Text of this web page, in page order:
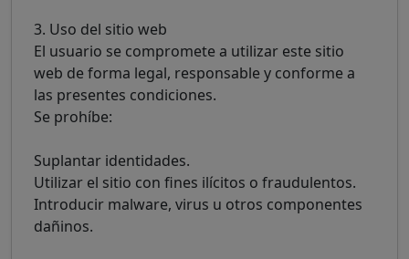
3. Uso del sitio web
El usuario se compromete a utilizar este sitio
web de forma legal, responsable y conforme a
las presentes condiciones.
Se prohíbe:
Suplantar identidades.
Utilizar el sitio con fines ilícitos o fraudulentos.
Introducir malware, virus u otros componentes
dañinos.